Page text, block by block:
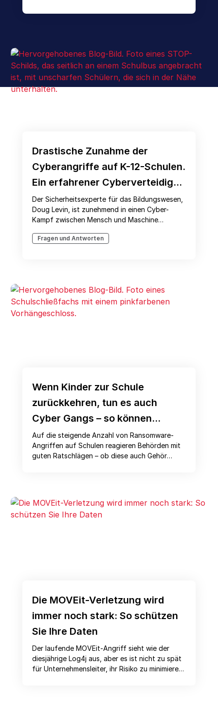
Drastische Zunahme der
Cyberangriffe auf K-12-Schulen.
Ein erfahrener Cyberverteidiger
erklärt den Grund
Der Sicherheitsexperte für das Bildungswesen,
Doug Levin, ist zunehmend in einen Cyber-
Kampf zwischen Mensch und Maschine
Angriffen zu schützen.
Fragen und Antworten
Wenn Kinder zur Schule
zurückkehren, tun es auch
Cyber Gangs – so können
Educators zurückschlagen
Auf die steigende Anzahl von Ransomware-
Angriffen auf Schulen reagieren Behörden mit
guten Ratschlägen – ob diese auch Gehör
Die MOVEit-Verletzung wird
immer noch stark: So schützen
Sie Ihre Daten
Der laufende MOVEit-Angriff sieht wie der
diesjährige Log4j aus, aber es ist nicht zu spät
für Unternehmensleiter, ihr Risiko zu minimieren.